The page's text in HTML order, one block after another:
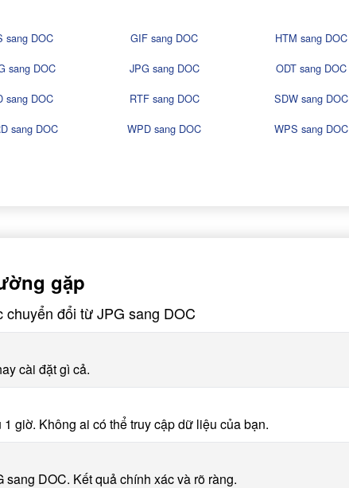
sang DOC GIF sang DOC
HTM sang DOC
sang DOC JPG sang DOC
ODT sang DOC
sang DOC RTF sang DOC
SDW sang DOC
sang DOC WPD sang DOC
WPS sang DOC
gặp
đổi từ JPG sang DOC
cài đặt gì cả.
giờ. Không ai có thể truy cập dữ liệu của bạn.
DOC. Kết quả chính xác và rõ ràng.